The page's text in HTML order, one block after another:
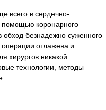
всего в сердечно-
помощью коронарного
безнадежно суженного
операции отлажена и
хирургов никакой
технологии, методы